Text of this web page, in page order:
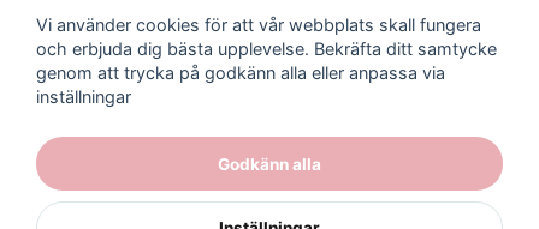
Presenttips
Kontakta oss
Nyhetsbrev
Blogg
Vi använder cookies för att vår webbplats skall fungera
och erbjuda dig bästa upplevelse. Bekräfta ditt samtycke
genom att trycka på godkänn alla eller anpassa via
inställningar
Godkänn alla